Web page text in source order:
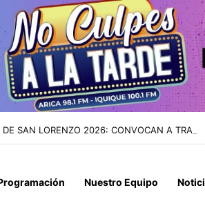
DE SAN LORENZO 2026: CONVOCAN A
Nuestro Equipo